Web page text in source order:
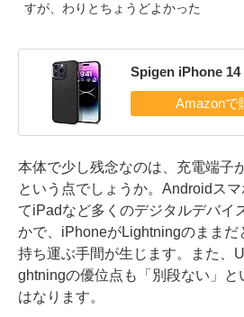
すが、わりとちょうどよかった
Spigen iPhone 14
本体で少し残念なのは、充電端子
という点でしょうか。Androidス
てiPadなど多くのデジタルデバイ
かで、iPhoneがLightningのままだ
持ち運ぶ手間が生じます。また、
ghtningの優位点も「別段ない」と
はなります。